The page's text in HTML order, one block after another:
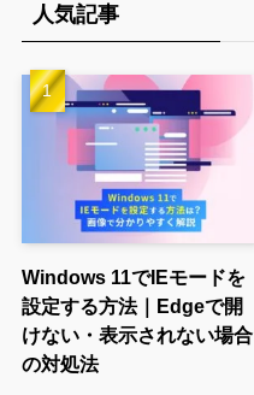
人気記事
Windows 11でIEモードを
設定する方法｜Edgeで開
けない・表示されない場合
の対処法